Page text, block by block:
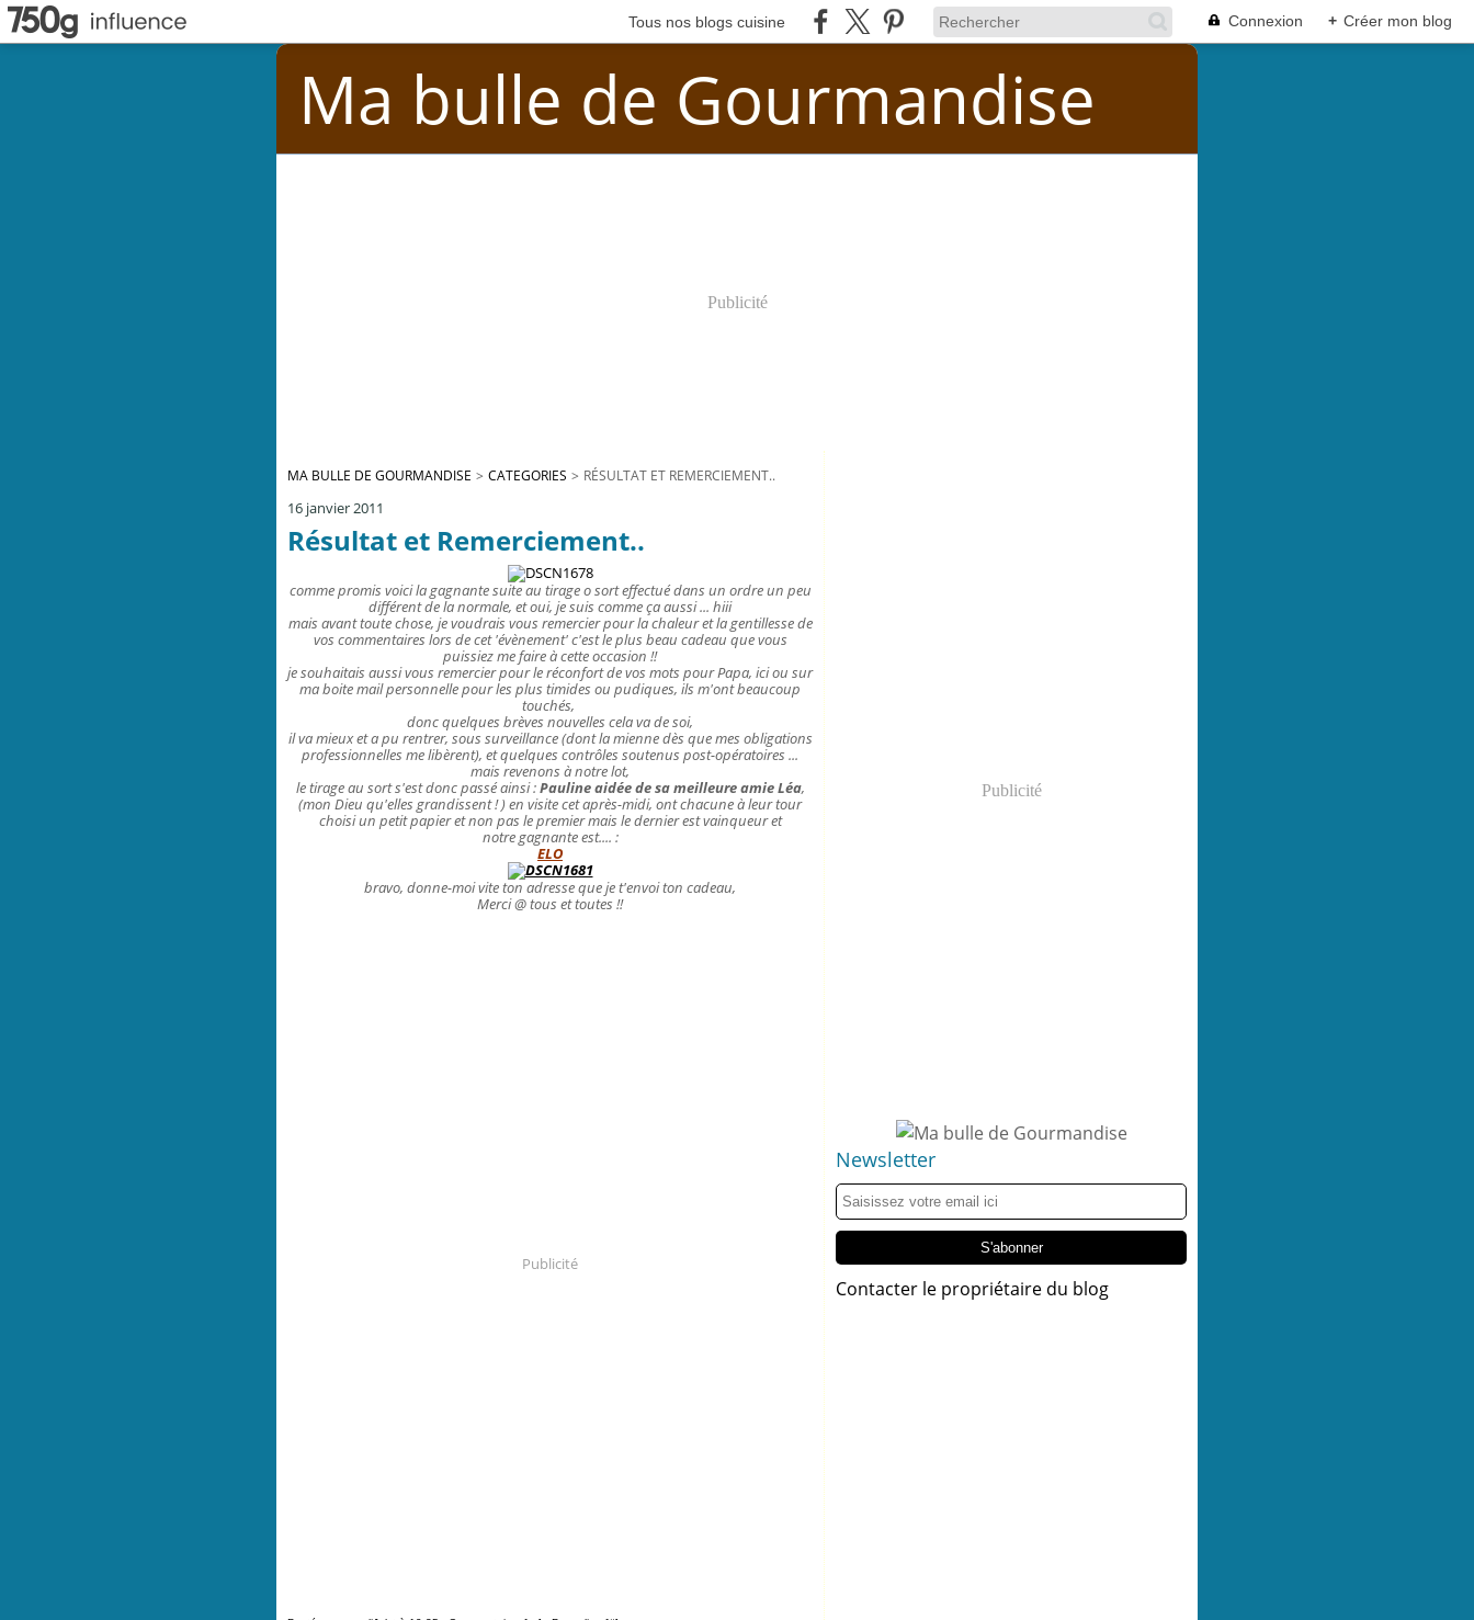
Tous nos blogs cuisine Connexion + Créer mon blog
Ma bulle de Gourmandise
Publicité
MA BULLE DE GOURMANDISE > CATEGORIES > RÉSULTAT ET REMERCIEMENT..
16 janvier 2011
Résultat et Remerciement..
comme promis voici la gagnante suite au tirage o sort effectué dans un ordre un peu
différent de la normale, et oui, je suis comme ça aussi ... hiii
mais avant toute chose, je voudrais vous remercier pour la chaleur et la gentillesse de
vos commentaires lors de cet 'évènement' c'est le plus beau cadeau que vous
puissiez me faire à cette occasion !!
je souhaitais aussi vous remercier pour le réconfort de vos mots pour Papa, ici ou sur
ma boite mail personnelle pour les plus timides ou pudiques, ils m'ont beaucoup
touchés,
donc quelques brèves nouvelles cela va de soi,
il va mieux et a pu rentrer, sous surveillance (dont la mienne dès que mes obligations
professionnelles me libèrent), et quelques contrôles soutenus post-opératoires ...
mais revenons à notre lot,
le tirage au sort s'est donc passé ainsi :Pauline aidée de sa meilleure amie Léa,
(mon Dieu qu'elles grandissent ! ) en visite cet après-midi, ont chacune à leur tour
choisi un petit papier et non pas le premier mais le dernier est vainqueur et
notre gagnante est.... :
ELO
bravo, donne-moi vite ton adresse que je t'envoi ton cadeau,
Merci @ tous et toutes !!
Publicité
Publicité
Newsletter
Contacter le propriétaire du blog